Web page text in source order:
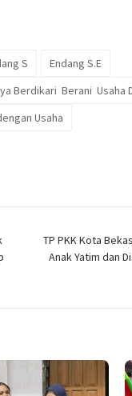
S
Endang S.E
Berdikari Berani Usaha
Usaha
TP PKK Kota
Anak Yatim dan